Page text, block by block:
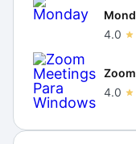
4.0
4.0